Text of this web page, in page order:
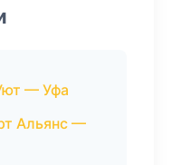
— Уфа
Альянс —